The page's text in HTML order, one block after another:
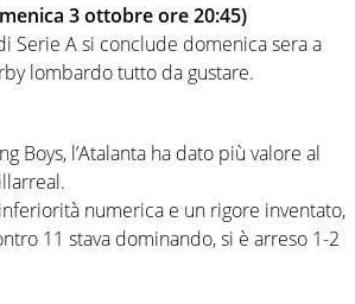
3 ottobre ore 20:45)
Serie A si conclude domenica sera a
lombardo tutto da gustare.
Boys, l’Atalanta ha dato più valore al
numerica e un rigore inventato,
11 stava dominando, si è arreso 1-2